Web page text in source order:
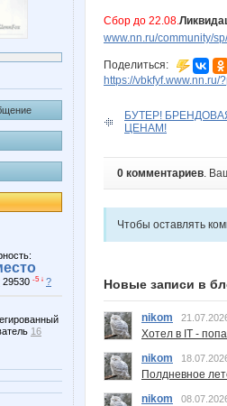
29530 -5 ↓ ?
16
Сбор до 22.08.
www.nn.ru/community/
Поделиться:
https://vbkfyf.www.nn.ru/
БУТЕР!
ЦЕНАМ!
0 комментариев.
Чтобы оставлять
Новые записи в
nikom
Хотел в IT -
nikom
Полдневное
nikom